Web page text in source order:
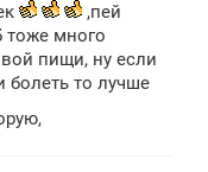
,пей
тоже много
пищи, ну если
болеть то лучше